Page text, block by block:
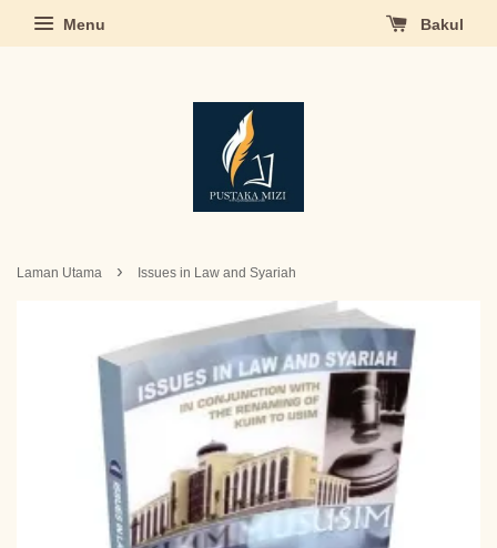
Menu Bakul
Laman Utama › Issues in Law and Syariah